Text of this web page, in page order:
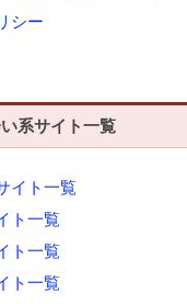
シー
系サイト一覧
イト一覧
ト一覧
ト一覧
ト一覧